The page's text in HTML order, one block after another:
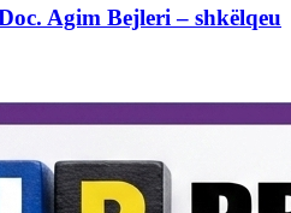
Agim Bejleri – shkëlqeu